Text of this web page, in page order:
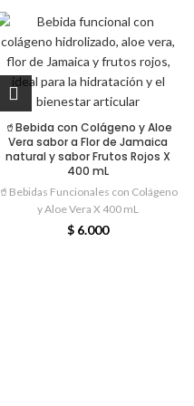
🥤Bebida con Colágeno y Aloe
Vera sabor a Flor de Jamaica
natural y sabor Frutos Rojos X
400 mL
🥤Bebidas Funcionales con Colágeno
y Aloe Vera X 400 mL
$ 6.000